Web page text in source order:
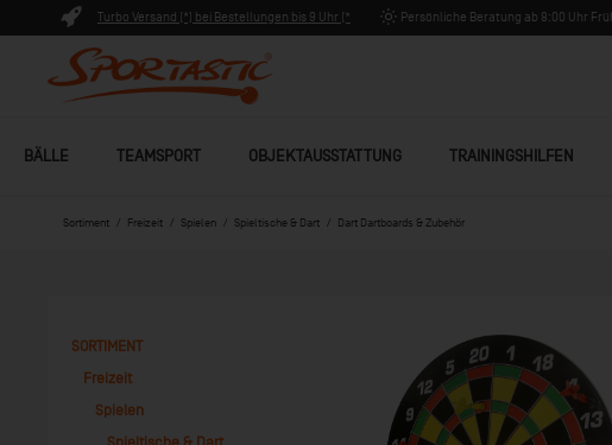
Turbo Versand (*) bei Bestellungen bis 9 Uhr (*
Persönliche Beratung ab 8:00 Uhr
BÄLLE TEAMSPORT OBJEKTAUSSTATTUNG TRAININGSHILFEN
Sortiment Freizeit Spielen Spieltische & Dart Dart Dartboards & Zubehör
SORTIMENT
Freizeit
Spielen